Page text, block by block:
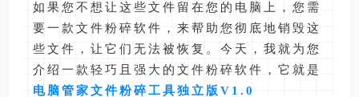
如果您不想让这些文件留在您的电脑上，您需
要一款文件粉碎软件，来帮助您彻底地销毁这
些文件，让它们无法被恢复。今天，我就为您
介绍一款轻巧且强大的文件粉碎软件，它就是
电脑管家文件粉碎工具独立版V1.0